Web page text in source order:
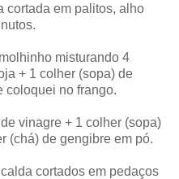
cortada em palitos, alho
misturando 4
+ 1 colher (sopa) de
coloquei no frango.
vinagre + 1 colher (sopa)
(chá) de gengibre em pó.
cortados em pedaços